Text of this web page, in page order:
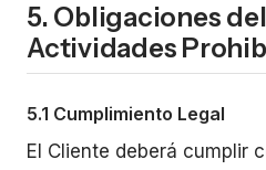
5. Obligaciones
Actividades
5.1 Cumplimiento Legal
El Cliente deberá cumplir